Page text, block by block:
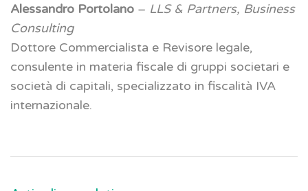
Alessandro Portolano – LLS & Partners, Business
Consulting
Dottore Commercialista e Revisore legale,
consulente in materia fiscale di gruppi societari e
società di capitali, specializzato in fiscalità IVA
internazionale.